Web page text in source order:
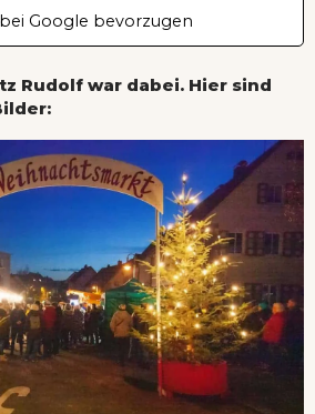
Google bevorzugen
Rudolf war dabei. Hier sind